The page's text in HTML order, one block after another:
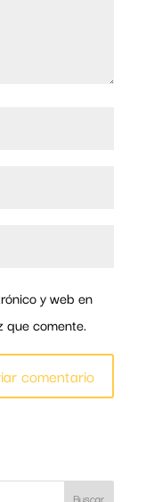
y web en
que comente.